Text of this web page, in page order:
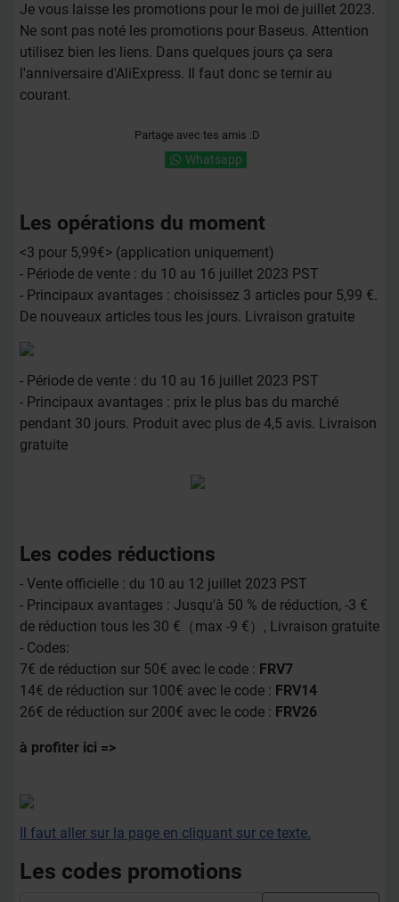
Je vous laisse les promotions pour le moi de juillet 2023.
Ne sont pas noté les promotions pour Baseus. Attention
utilisez bien les liens. Dans quelques jours ça sera
l'anniversaire d'AliExpress. Il faut donc se ternir au
courant.
Partage avec tes amis :D
Whatsapp
Les opérations du moment
<3 pour 5,99€> (application uniquement)
- Période de vente : du 10 au 16 juillet 2023 PST
- Principaux avantages : choisissez 3 articles pour 5,99 €.
De nouveaux articles tous les jours. Livraison gratuite
- Période de vente : du 10 au 16 juillet 2023 PST
- Principaux avantages : prix le plus bas du marché
pendant 30 jours. Produit avec plus de 4,5 avis. Livraison
gratuite
Les codes réductions
- Vente officielle : du 10 au 12 juillet 2023 PST
- Principaux avantages : Jusqu'à 50 % de réduction, -3 €
de réduction tous les 30 €（max -9 €）, Livraison gratuite
- Codes:
7€ de réduction sur 50€ avec le code : FRV7
14€ de réduction sur 100€ avec le code : FRV14
26€ de réduction sur 200€ avec le code : FRV26
à profiter ici =>
Il faut aller sur la page en cliquant sur ce texte.
Les codes promotions